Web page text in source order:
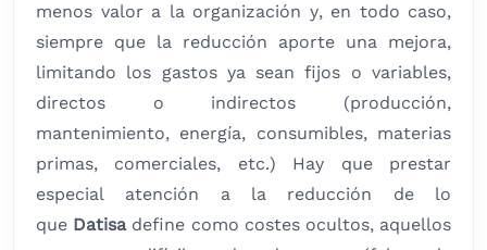
menos valor a la organización y, en todo caso,
siempre que la reducción aporte una mejora,
limitando los gastos ya sean fijos o variables,
directos o indirectos (producción,
mantenimiento, energía, consumibles, materias
primas, comerciales, etc.) Hay que prestar
especial atención a la reducción de lo
que Datisadefine como costes ocultos, aquellos